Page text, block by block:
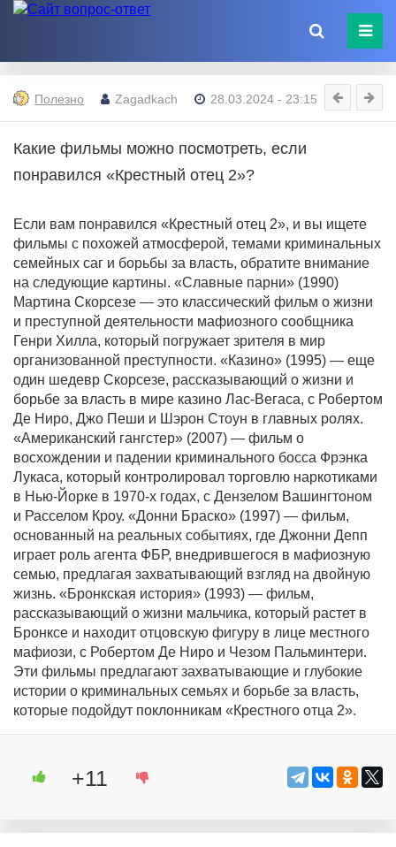
Полезно Zagadkach 28.03.2024 - 23:15
Какие фильмы можно посмотреть, если
понравился «Крестный отец 2»?
Если вам понравился «Крестный отец 2», и вы ищете
фильмы с похожей атмосферой, темами криминальных
семейных саг и борьбы за власть, обратите внимание
на следующие картины. «Славные парни» (1990)
Мартина Скорсезе — это классический фильм о жизни
и преступной деятельности мафиозного сообщника
Генри Хилла, который погружает зрителя в мир
организованной преступности. «Казино» (1995) — еще
один шедевр Скорсезе, рассказывающий о жизни и
борьбе за власть в мире казино Лас-Вегаса, с Робертом
Де Ниро, Джо Пеши и Шэрон Стоун в главных ролях.
«Американский гангстер» (2007) — фильм о
восхождении и падении криминального босса Фрэнка
Лукаса, который контролировал торговлю наркотиками
в Нью-Йорке в 1970-х годах, с Дензелом Вашингтоном
и Расселом Кроу. «Донни Браско» (1997) — фильм,
основанный на реальных событиях, где Джонни Депп
играет роль агента ФБР, внедрившегося в мафиозную
семью, предлагая захватывающий взгляд на двойную
жизнь. «Бронкская история» (1993) — фильм,
рассказывающий о жизни мальчика, который растет в
Бронксе и находит отцовскую фигуру в лице местного
мафиози, с Робертом Де Ниро и Чезом Пальминтери.
Эти фильмы предлагают захватывающие и глубокие
истории о криминальных семьях и борьбе за власть,
которые подойдут поклонникам «Крестного отца 2».
+11